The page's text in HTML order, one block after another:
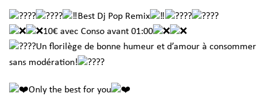
Best Dj Pop Remix
10€ avec Conso avant 01:00
Un florilège de bonne humeur et d’amour à consommer
sans modération!
Only the best for you